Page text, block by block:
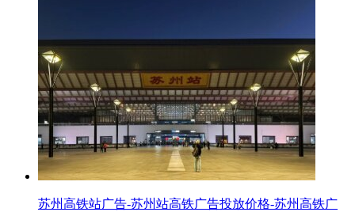
苏州高铁站广告-苏州站高铁广告投放价格-苏州高铁广